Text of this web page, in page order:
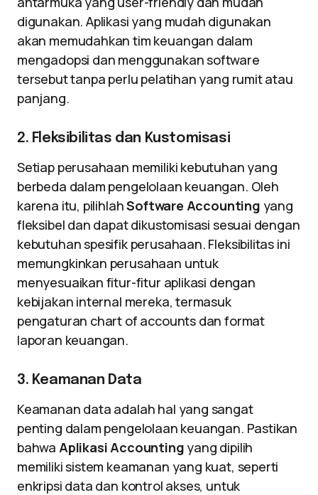
digunakan. Aplikasi yang mudah digunakan
akan memudahkan tim keuangan dalam
mengadopsi dan menggunakan software
tersebut tanpa perlu pelatihan yang rumit atau
panjang.
2. Fleksibilitas dan Kustomisasi
Setiap perusahaan memiliki kebutuhan yang
berbeda dalam pengelolaan keuangan. Oleh
karena itu, pilihlahSoftware Accounting yang
fleksibel dan dapat dikustomisasi sesuai dengan
kebutuhan spesifik perusahaan. Fleksibilitas ini
memungkinkan perusahaan untuk
menyesuaikan fitur-fitur aplikasi dengan
kebijakan internal mereka, termasuk
pengaturan chart of accounts dan format
laporan keuangan.
3. Keamanan Data
Keamanan data adalah hal yang sangat
penting dalam pengelolaan keuangan. Pastikan
bahwa Aplikasi Accounting yang dipilih
memiliki sistem keamanan yang kuat, seperti
enkripsi data dan kontrol akses, untuk